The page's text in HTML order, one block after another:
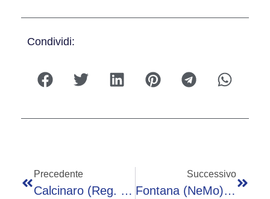
Condividi:
Precedente
Calcinaro (Reg. Marche): “Al Centro NeMo Professionalità Ed Empatia Fanno La Differenza”
Successivo
Fontana (NeMo): “Multidisciplinarietà Chiave Contro Malattie Neuromuscolari”